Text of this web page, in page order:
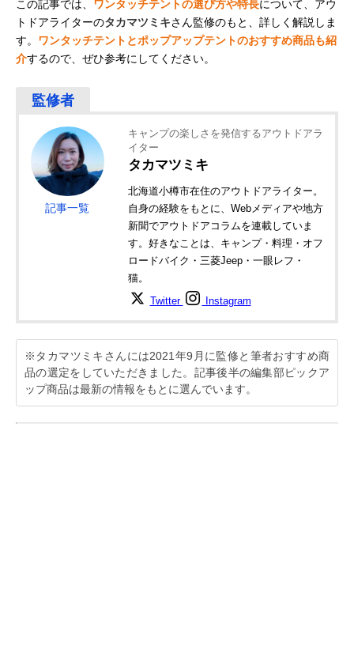
この記事では、 ワンタッチテントの選び方や特長について、アウ
トドアライターのタカマツミキさん監修のもと、詳しく解説しま
す。 ワンタッチテントとポップアップテントのおすすめ商品も紹
介するので、ぜひ参考にしてください。
記事一覧
キャンプの楽しさを発信するアウトドアラ
イター
タカマツミキ
北海道小樽市在住のアウトドアライター。
自身の経験をもとに、Webメディアや地方
新聞でアウトドアコラムを連載していま
す。好きなことは、キャンプ・料理・オフ
ロードバイク・三菱Jeep・一眼レフ・
猫。
Twitter Instagram
※タカマツミキさんには2021年9月に監修と筆者おすすめ商
品の選定をしていただきました。記事後半の編集部ピックア
ップ商品は最新の情報をもとに選んでいます。